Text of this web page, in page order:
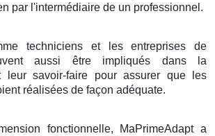
par l'intermédiaire de un professionnel.
techniciens et les entreprises de
aussi être impliqués dans la
leur savoir-faire pour assurer que les
réalisées de façon adéquate.
fonctionnelle, MaPrimeAdapt a